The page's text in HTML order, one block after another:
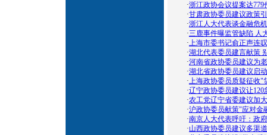
·浙江政协会议提案达
·甘肃政协委员建议政策
·浙江人大代表谈金融危
·三鹿事件曝监管缺陷 人
·上海市委书记俞正声连
·湖北代表委员建言献策
·河南省政协委员建议为
·湖北省政协委员建议启
·上海政协委员质疑征收"
·辽宁政协委员建议让
·农工党辽宁省委建议加
·沪政协委员献策"应对金
·南京人大代表呼吁：政
·山西政协委员建议多渠